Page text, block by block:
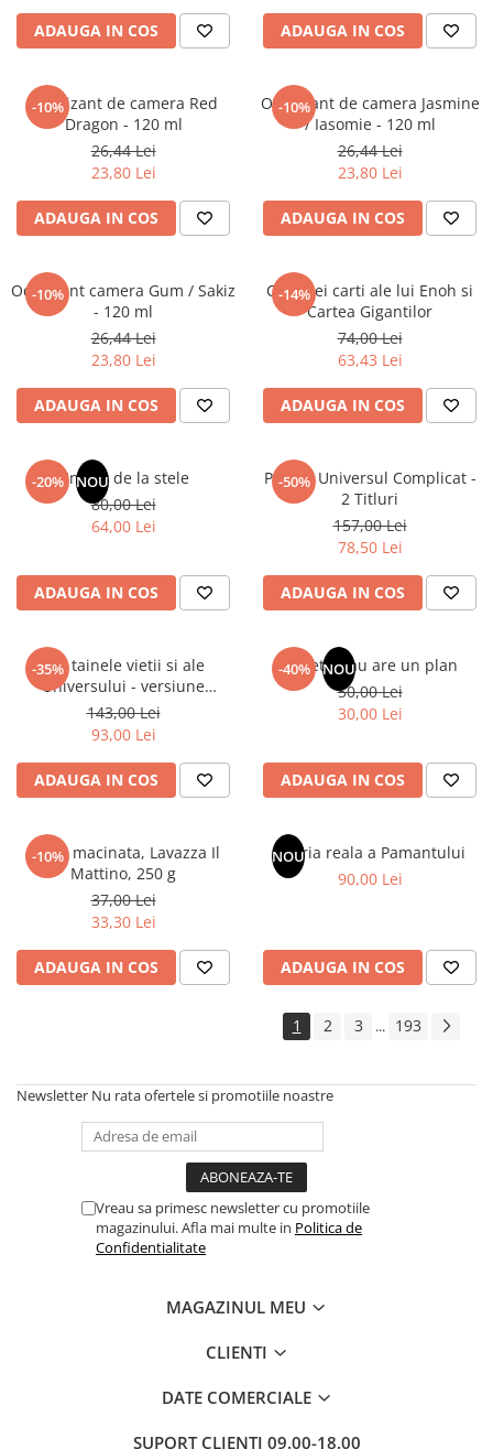
Povesti - Basme - Legende
Realitatea Augmentata
Religie pentru copii
ScienceConnection
ADAUGA IN COS ADAUGA IN COS
-10%
Odorizant de camera Red
Dragon - 120 ml
26,44 Lei
23,80 Lei
ADAUGA IN COS
-10%
Odorizant de camera Jasmine
/ Iasomie - 120 ml
26,44 Lei
23,80 Lei
ADAUGA IN COS
-10%
Odorizant camera Gum / Sakiz
- 120 ml
26,44 Lei
23,80 Lei
ADAUGA IN COS
-14%
Cele trei carti ale lui Enoh si
Cartea Gigantilor
74,00 Lei
63,43 Lei
ADAUGA IN COS
-20% NOU
Un dar de la stele
80,00 Lei
64,00 Lei
ADAUGA IN COS
-50%
Pachet Universul Complicat -
2 Titluri
157,00 Lei
78,50 Lei
ADAUGA IN COS
-35%
Din tainele vietii si ale
Universului - versiune
originala din 1939. Volumele I-
III.
143,00 Lei
93,00 Lei
ADAUGA IN COS
-40% NOU
Sufletul tau are un plan
50,00 Lei
30,00 Lei
ADAUGA IN COS
-10%
Cafea macinata, Lavazza Il
Mattino, 250 g
37,00 Lei
33,30 Lei
ADAUGA IN COS
NOU
Istoria reala a Pamantului
90,00 Lei
ADAUGA IN COS
1 2 3 ... 193
Newsletter Nu rata ofertele si promotiile noastre
Vreau sa primesc newsletter cu promotiile
magazinului. Afla mai multe in Politica de
Confidentialitate
MAGAZINUL MEU
CLIENTI
DATE COMERCIALE
SUPORT CLIENTI 09.00-18.00